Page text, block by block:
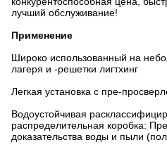
лучший обслуживание!
Применение
Широко использованный на
лагеря и -решетки лигтхинг
Легкая установка с пре-
Водоустойчивая
распределительная коробка:
доказательства воды и пыли